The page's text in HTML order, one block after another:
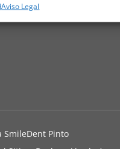
Aviso Legal
SmileDent Pinto